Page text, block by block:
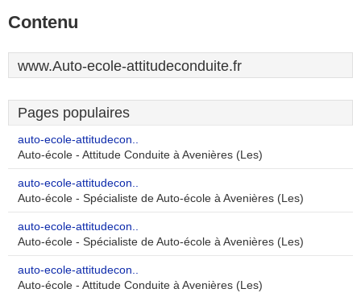
Contenu
www.Auto-ecole-attitudeconduite.fr
Pages populaires
auto-ecole-attitudecon..
Auto-école - Attitude Conduite à Avenières (Les)
auto-ecole-attitudecon..
Auto-école - Spécialiste de Auto-école à Avenières (Les)
auto-ecole-attitudecon..
Auto-école - Spécialiste de Auto-école à Avenières (Les)
auto-ecole-attitudecon..
Auto-école - Attitude Conduite à Avenières (Les)